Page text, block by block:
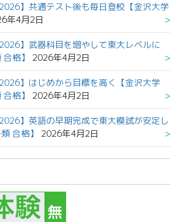
】共通テスト後も毎日登校【金沢大学
年4月2日
】武器科目を増やして東大レベルに
格】
2026年4月2日
】はじめから目標を高く【金沢大学
格】
2026年4月2日
】英語の早期完成で東大模試が安定し
合格】
2026年4月2日